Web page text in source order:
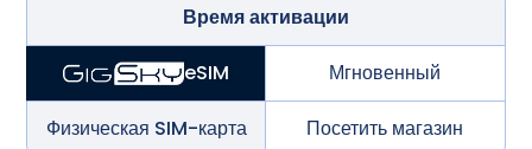
Время активации
eSIM Мгновенный
Физическая SIM-карта Посетить магазин